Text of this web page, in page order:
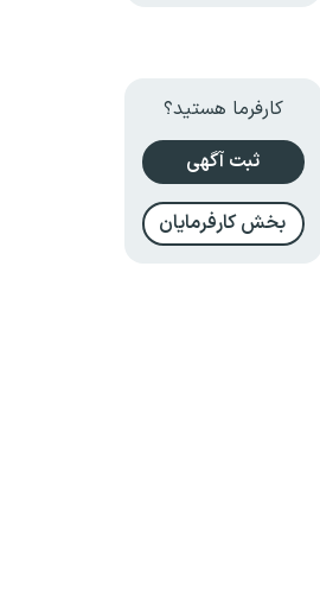
کارفرما هستید؟
ثبت آگهی
بخش کارفرمایان